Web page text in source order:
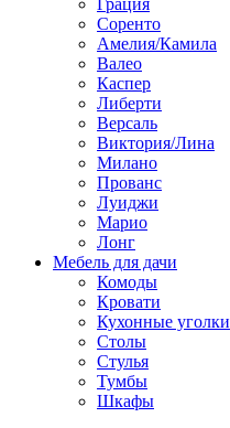
Грация
Соренто
Амелия/Камила
Валео
Каспер
Либерти
Версаль
Виктория/Лина
Милано
Прованс
Луиджи
Марио
Лонг
Мебель для дачи
Комоды
Кровати
Кухонные уголки
Столы
Стулья
Тумбы
Шкафы